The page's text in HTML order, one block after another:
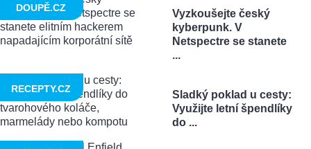
Vyzkoušejte český
kyberpunk. V
Netspectre se stanete
...
DOUPĚ.CZ
Sladký poklad u cesty:
Využijte letní špendlíky
do ...
RECEPTY.CZ